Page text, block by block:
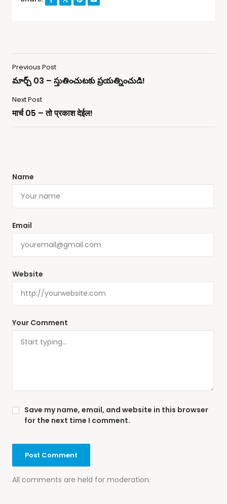
Previous Post
మార్చ్ 03 – స్తుతించుటకు ప్రయత్నించుడి!
Next Post
मार्च 05 – तो प्रकाश देईल!
Your Comment
All comments are held for moderation.
Name
Email
Website
Save my name, email, and website in this browser
for the next time I comment.